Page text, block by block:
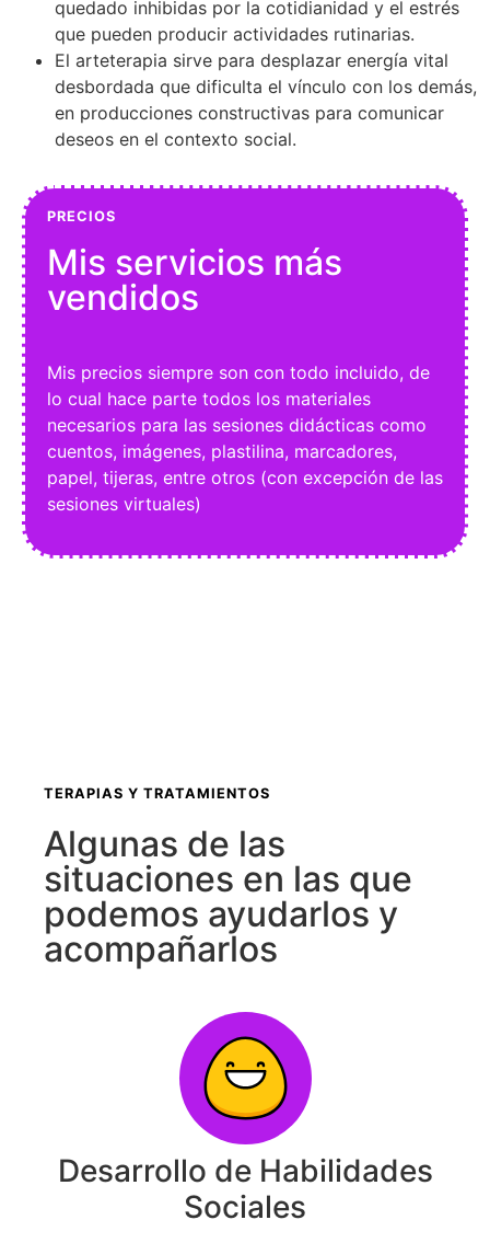
quedado inhibidas por la cotidianidad y el estrés
que pueden producir actividades rutinarias.
El arteterapia sirve para desplazar energía vital
desbordada que dificulta el vínculo con los demás,
en producciones constructivas para comunicar
deseos en el contexto social.
PRECIOS
Mis servicios más
vendidos
Mis precios siempre son con todo incluido, de
lo cual hace parte todos los materiales
necesarios para las sesiones didácticas como
cuentos, imágenes, plastilina, marcadores,
papel, tijeras, entre otros (con excepción de las
sesiones virtuales)
TERAPIAS Y TRATAMIENTOS
Algunas de las
situaciones en las que
podemos ayudarlos y
acompañarlos
Desarrollo de Habilidades
Sociales